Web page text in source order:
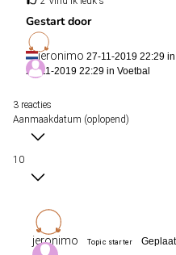
voorbeschouwingen heb
schrijvers van de
CSKA Moscow -
De motivatie ligt
kans maakt op het
laatste Europese optreden
waarin zij met maar liefst
Espanyol. Het lijkt mij
Gestart door
jeronimo 27-11-2019 22:29 in
27-11-2019 22:29 in Voetbal
3 reacties
Aanmaakdatum (oplopend)
10
jeronimo Topic starter